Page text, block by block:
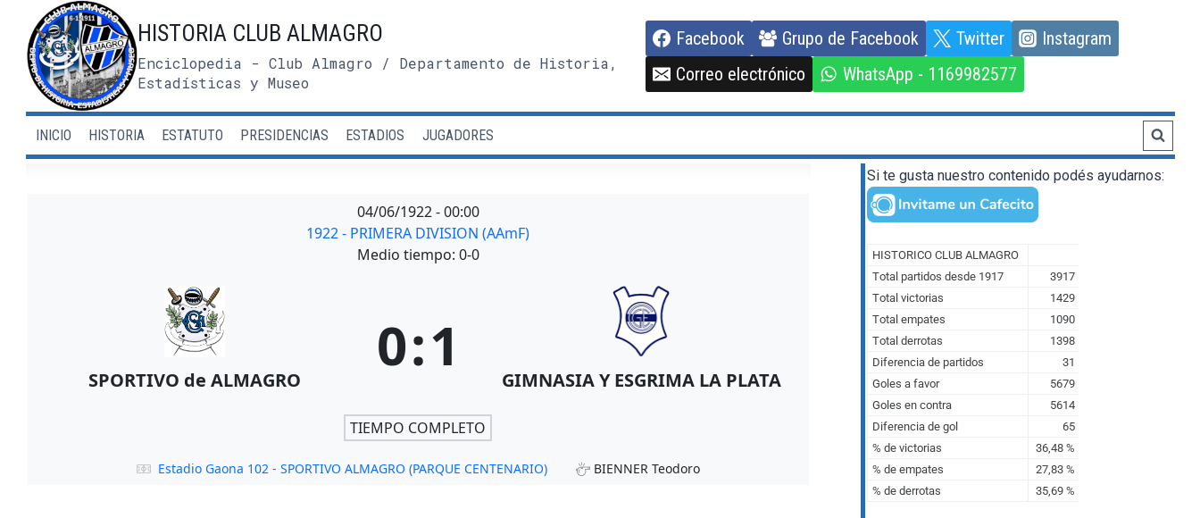
contenido
HISTORIA CLUB ALMAGRO
Enciclopedia - Club Almagro / Departamento de Historia,
Estadísticas y Museo
Facebook Grupo de Facebook Twitter
Instagram
Correo electrónico
WhatsApp - 1169982577
INICIO HISTORIA ESTATUTO PRESIDENCIAS ESTADIOS JUGADORES
04/06/1922-00:00
1922 - PRIMERA DIVISION (AAmF)
Medio tiempo: 0-0
SPORTIVO de ALMAGRO 0:1 GIMNASIA Y ESGRIMA LA PLATA
TIEMPO COMPLETO
Estadio Gaona 102 - SPORTIVO ALMAGRO (PARQUE CENTENARIO) BIENNER Teodoro
Si te gusta nuestro contenido podés ayudarnos: